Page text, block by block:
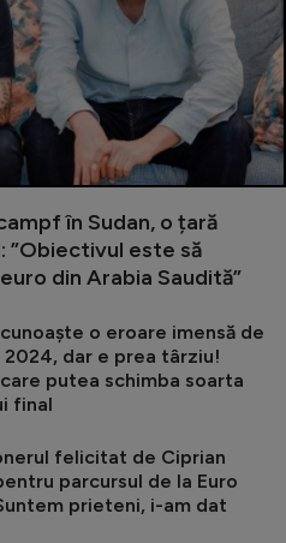
în Sudan, o țară
”Obiectivul este să
din Arabia Saudită”
o eroare imensă de
2024, dar e prea târziu!
putea schimba soarta
final
felicitat de Ciprian
parcursul de la Euro
prieteni, i-am dat